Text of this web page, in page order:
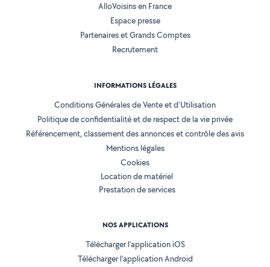
AlloVoisins en France
Espace presse
Partenaires et Grands Comptes
Recrutement
INFORMATIONS LÉGALES
Conditions Générales de Vente et d'Utilisation
Politique de confidentialité et de respect de la vie privée
Référencement, classement des annonces et contrôle des avis
Mentions légales
Cookies
Location de matériel
Prestation de services
NOS APPLICATIONS
Télécharger l’application iOS
Télécharger l’application Android